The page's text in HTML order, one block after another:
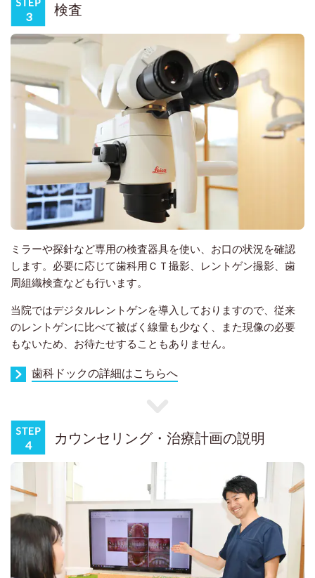
検査
ミラーや探針など専用の検査器具を使い、お口の状況を確認
します。必要に応じて歯科用ＣＴ撮影、レントゲン撮影、歯
周組織検査なども行います。
当院ではデジタルレントゲンを導入しておりますので、従来
のレントゲンに比べて被ばく線量も少なく、また現像の必要
もないため、お待たせすることもありません。
歯科ドックの詳細はこちらへ
カウンセリング・治療計画の説明